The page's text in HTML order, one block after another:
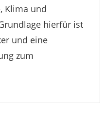
Klima und
hierfür ist
und eine
zum